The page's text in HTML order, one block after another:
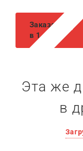
Заказать
в 1 клик
Эта же
в